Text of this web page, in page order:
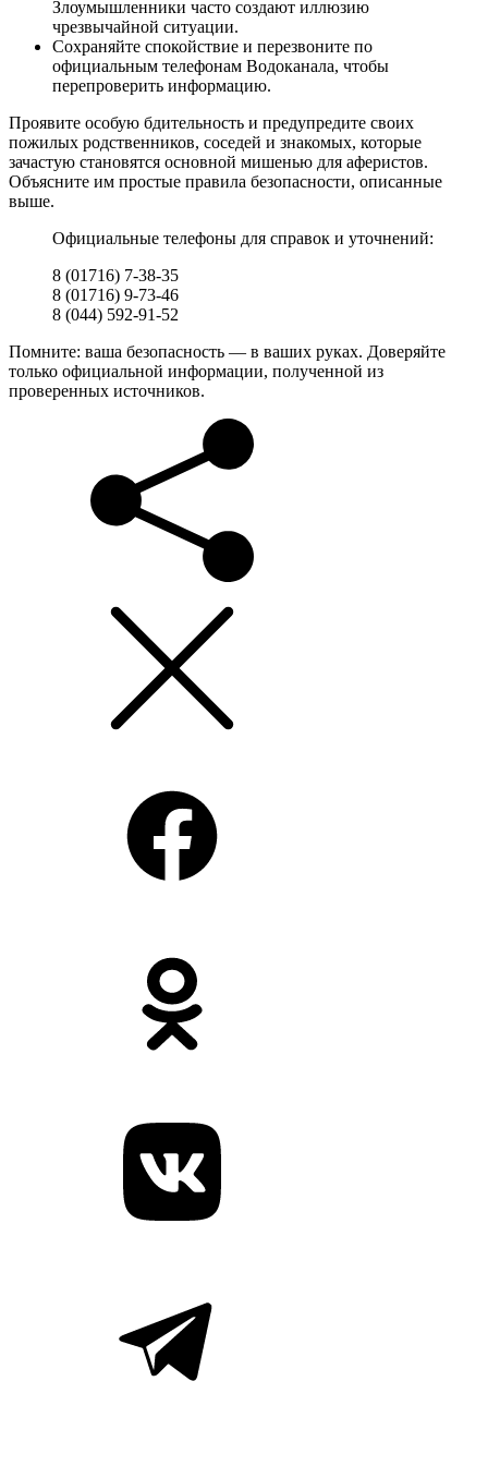
Злоумышленники часто создают иллюзию
чрезвычайной ситуации.
Сохраняйте спокойствие и перезвоните по
официальным телефонам Водоканала, чтобы
перепроверить информацию.
Проявите особую бдительность и предупредите своих
пожилых родственников, соседей и знакомых, которые
зачастую становятся основной мишенью для аферистов.
Объясните им простые правила безопасности, описанные
выше.
Официальные телефоны для справок и уточнений:
8 (01716) 7-38-35
8 (01716) 9-73-46
8 (044) 592-91-52
Помните: ваша безопасность — в ваших руках. Доверяйте
только официальной информации, полученной из
проверенных источников.